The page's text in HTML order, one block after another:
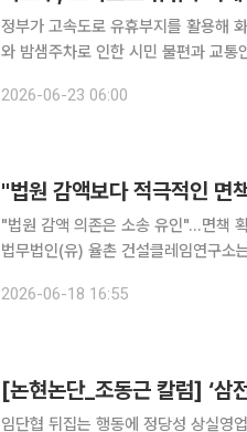
정부가 고속도로 유휴부지를 활용해
와 밤샘주차로 인한 시민 불편과 교통안전 문제를
밝혔다. 이번 협약에는 국토부와
2026-06-23 06:00
"법원 감액보다 적극적인 면
"법원 감액 의존은 소송 유인"...면책
법무법인(유) 율촌 건설클레임연구소
납기를 지키지 못했을 때 채권자에게
2026-06-18 16:55
[논현논단_조동근 칼럼] ‘삼
임단협 뒤집는 행동에 정당성 상실영